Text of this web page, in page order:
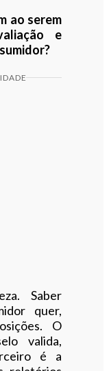
ao serem
e
Saber
quer,
O
valida,
é a